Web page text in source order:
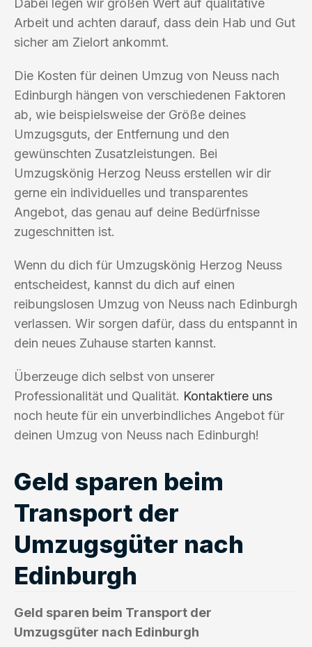
Dabei legen wir großen Wert auf qualitative
Arbeit und achten darauf, dass dein Hab und Gut
sicher am Zielort ankommt.
Die Kosten für deinen Umzug von Neuss nach
Edinburgh hängen von verschiedenen Faktoren
ab, wie beispielsweise der Größe deines
Umzugsguts, der Entfernung und den
gewünschten Zusatzleistungen. Bei
Umzugskönig Herzog Neuss erstellen wir dir
gerne ein individuelles und transparentes
Angebot, das genau auf deine Bedürfnisse
zugeschnitten ist.
Wenn du dich für Umzugskönig Herzog Neuss
entscheidest, kannst du dich auf einen
reibungslosen Umzug von Neuss nach Edinburgh
verlassen. Wir sorgen dafür, dass du entspannt in
dein neues Zuhause starten kannst.
Überzeuge dich selbst von unserer
Professionalität und Qualität. Kontaktiere uns
noch heute für ein unverbindliches Angebot für
deinen Umzug von Neuss nach Edinburgh!
Geld sparen beim
Transport der
Umzugsgüter nach
Edinburgh
Geld sparen beim Transport der
Umzugsgüter nach Edinburgh